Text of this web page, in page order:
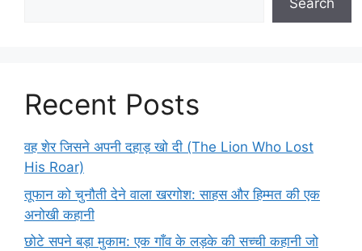
Search
Recent Posts
वह शेर जिसने अपनी दहाड़ खो दी (The Lion Who Lost
His Roar)
तूफान को चुनौती देने वाला खरगोश: साहस और हिम्मत की एक
अनोखी कहानी
छोटे सपने बड़ा मुकाम: एक गाँव के लड़के की सच्ची कहानी जो